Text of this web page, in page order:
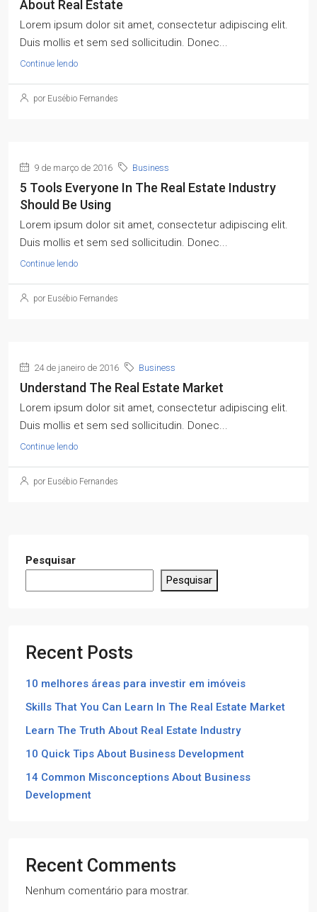
About Real Estate
Lorem ipsum dolor sit amet, consectetur adipiscing elit.
Duis mollis et sem sed sollicitudin. Donec...
Continue lendo
por Eusébio Fernandes
9 de março de 2016 Business
5 Tools Everyone In The Real Estate Industry
Should Be Using
Lorem ipsum dolor sit amet, consectetur adipiscing elit.
Duis mollis et sem sed sollicitudin. Donec...
Continue lendo
por Eusébio Fernandes
24 de janeiro de 2016 Business
Understand The Real Estate Market
Lorem ipsum dolor sit amet, consectetur adipiscing elit.
Duis mollis et sem sed sollicitudin. Donec...
Continue lendo
por Eusébio Fernandes
Pesquisar
Pesquisar
Recent Posts
10 melhores áreas para investir em imóveis
Skills That You Can Learn In The Real Estate Market
Learn The Truth About Real Estate Industry
10 Quick Tips About Business Development
14 Common Misconceptions About Business
Development
Recent Comments
Nenhum comentário para mostrar.